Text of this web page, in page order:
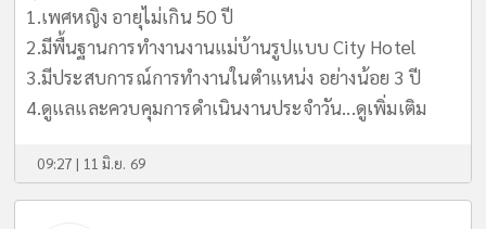
1.เพศหญิง อายุไม่เกิน 50 ปี
2.มีพื้นฐานการทำงานงานแม่บ้านรูปแบบ City Hotel
3.มีประสบการณ์การทำงานในตำแหน่ง อย่างน้อย 3 ปี
4.ดูแลและควบคุมการดำเนินงานประจำวัน...ดูเพิ่มเติม
09:27 | 11 มิ.ย. 69